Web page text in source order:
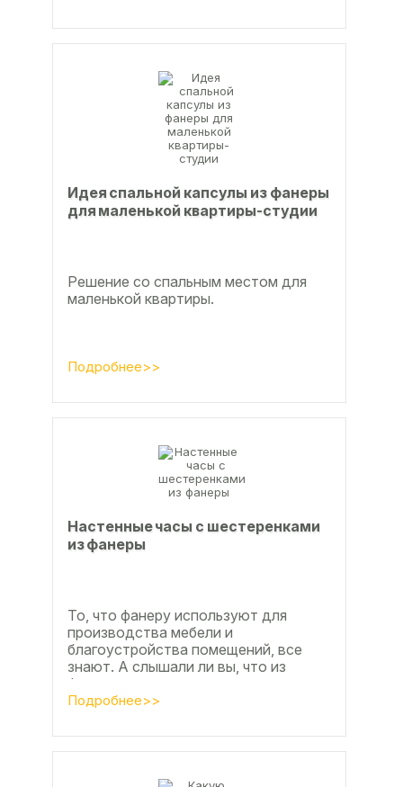
Идея спальной капсулы из фанеры
для маленькой квартиры-студии
Решение со спальным местом для
маленькой квартиры.
Подробнее>>
Настенные часы с шестеренками
из фанеры
То, что фанеру используют для
производства мебели и
благоустройства помещений, все
знают. А слышали ли вы, что из
фанеры делают красивые ажурные
часы? Удивительно, но факт.
Подробнее>>